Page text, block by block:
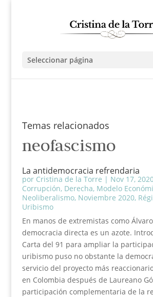
Seleccionar página
Temas relacionados
neofascismo
La antidemocracia refrendaria
por Cristina de la Torre | Nov 17,
Corrupción, Derecha, Modelo
Neoliberalismo, Noviembre 2020,
Uribismo
En manos de extremistas como
democracia directa es un azote.
Carta del 91 para ampliar la
uribismo puso no obstante la
servicio del proyecto más
en Colombia después de Laureano
participación complementaria de la